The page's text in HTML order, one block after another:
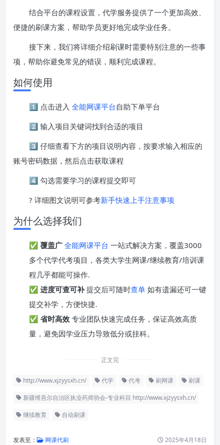
结合平台的课程设置，代学服务提供了一个更加高效、
便捷的刷课方案，帮助学员更好地完成学业任务。
接下来，我们将详细介绍刷课时需要特别注意的一些事
项，帮助你避免常见的错误，顺利完成课程。
如何使用
1️⃣ 点击进入 全能网课平台自助下单平台
2️⃣ 输入项目关键词找到合适的项目
3️⃣ 仔细查看下方的项目说明内容，按要求输入相应的
账号密码数据，然后点击获取课程
4️⃣ 勾选需要学习的课程提交即可
? 详细图文说明可参考新手快速上手注意事项
为什么选择我们
✅ 覆盖广 全能网课平台 一站式解决方案，覆盖3000
多个代学代考项目，各类大学生网课/继续教育/培训课
程几乎都能可操作.
✅ 进度可查可补提交后可随时查单 如有遗漏还可一键
提交补学，方便快捷.
✅ 省时高效 专业团队快速完成任务，保证高效高质
量，避免因学业压力导致低分或挂科。
正文完
http://www.xjzyysxh.cn/ 代学 代考 刷网课 刷课
新疆维吾尔自治区执业药师协会-专业科目 http://www.xjzyysxh.cn/
继续教育 自动刷课
发表至： 网课代刷 2025年4月18日